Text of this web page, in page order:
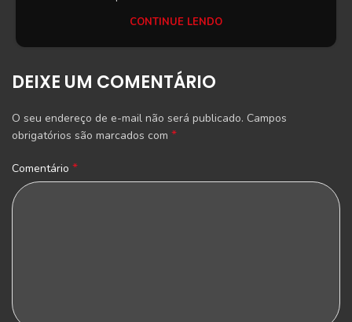
CONTINUE LENDO
DEIXE UM COMENTÁRIO
O seu endereço de e-mail não será publicado. Campos
obrigatórios são marcados com *
Comentário *